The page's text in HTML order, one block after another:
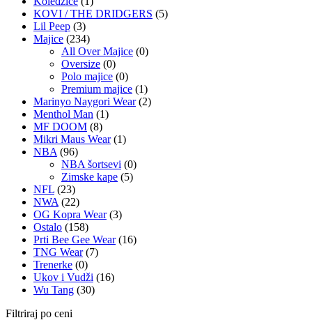
KOVI / THE DRIDGERS (5)
Lil Peep (3)
Majice (234)
All Over Majice (0)
Oversize (0)
Polo majice (0)
Premium majice (1)
Marinyo Naygori Wear (2)
Menthol Man (1)
MF DOOM (8)
Mikri Maus Wear (1)
NBA (96)
NBA šortsevi (0)
Zimske kape (5)
NFL (23)
NWA (22)
OG Kopra Wear (3)
Ostalo (158)
Prti Bee Gee Wear (16)
TNG Wear (7)
Trenerke (0)
Ukov i Vudži (16)
Wu Tang (30)
Filtriraj po ceni